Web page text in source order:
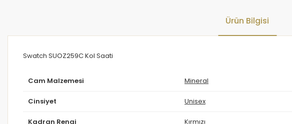
Ürün Bilgisi
Swatch SUOZ259C Kol Saati
Cam Malzemesi Mineral
Cinsiyet Unisex
Kadran Rengi Kırmızı